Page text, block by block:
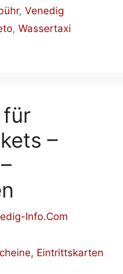
, Venedig
, Wassertaxi
für
–
Info.Com